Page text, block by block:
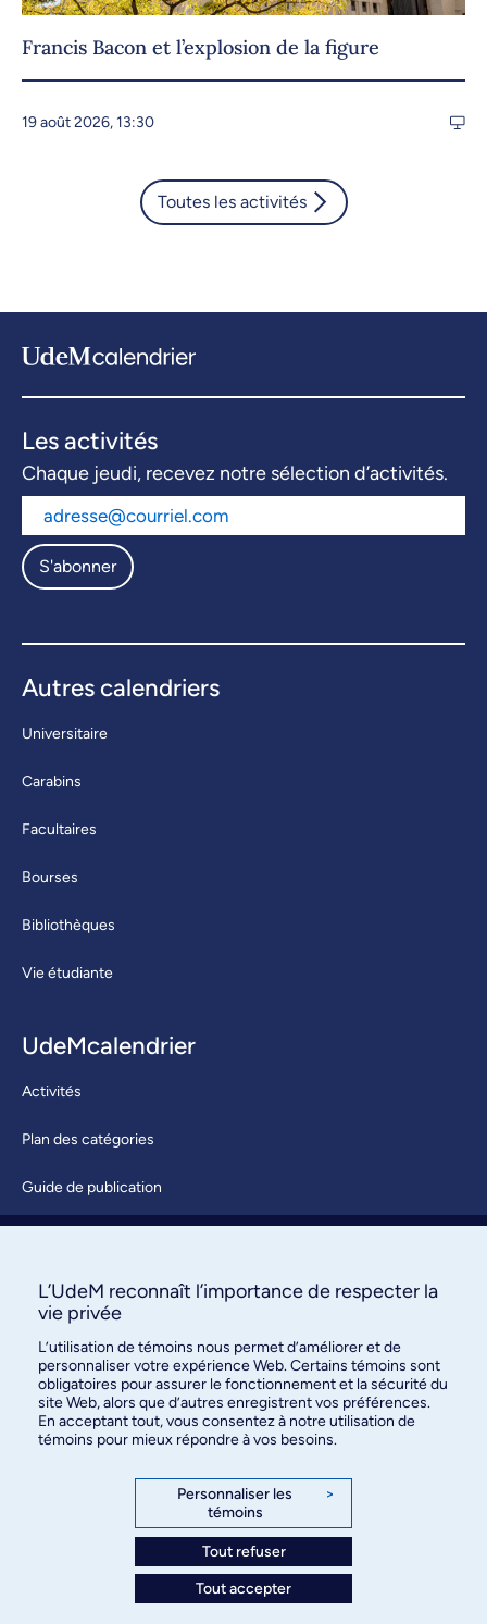
Francis Bacon et l’explosion de la figure
19 août 2026, 13:30
Toutes les activités
Les activités
Chaque jeudi, recevez notre sélection d’activités.
S'abonner
Autres calendriers
Universitaire
Carabins
Facultaires
Bourses
Bibliothèques
Vie étudiante
UdeMcalendrier
Activités
Plan des catégories
Guide de publication
À propos / Nous joindre
des relations publiques
3744, rue Jean-Brillant, bureau 490
Montréal (Québec) H3T 1P1
L’UdeM reconnaît l’importance de respecter la
vie privée
L’utilisation de témoins nous permet d’améliorer et de
personnaliser votre expérience Web. Certains témoins sont
obligatoires pour assurer le fonctionnement et la sécurité du
site Web, alors que d’autres enregistrent vos préférences.
En acceptant tout, vous consentez à notre utilisation de
témoins pour mieux répondre à vos besoins.
Personnaliser les
témoins
>
Tout refuser
Tout accepter